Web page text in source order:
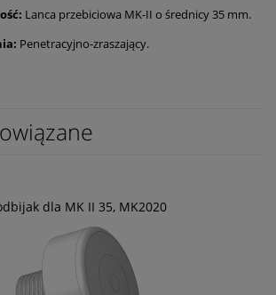
Lanca przebiciowa MK-II o średnicy 35 mm.
Penetracyjno-zraszający.
dla MK II 35, MK2020